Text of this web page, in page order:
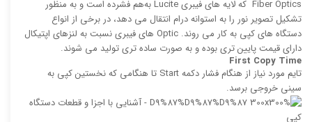
Fiber Optics كه لایه‌ های فیبری Lucite به‌هم ‌فشرده است و به منظور
تشكیل تصویر نور را به استوانه درام انتقال می دهد، در برخی از انواع
دستگاه های کپی به کار می روند. Optic های فیبری نسبت به لنزهای اپتیكال
دارای قیمت پایین تری بوده و به صورت ساده ‌تری تولید می‌ شوند.
First Copy Time
تایم مورد نیاز از هنگام فشار دكمه Start تا هنگامی كه نخستین كپی به
سینی خروجی برسد.